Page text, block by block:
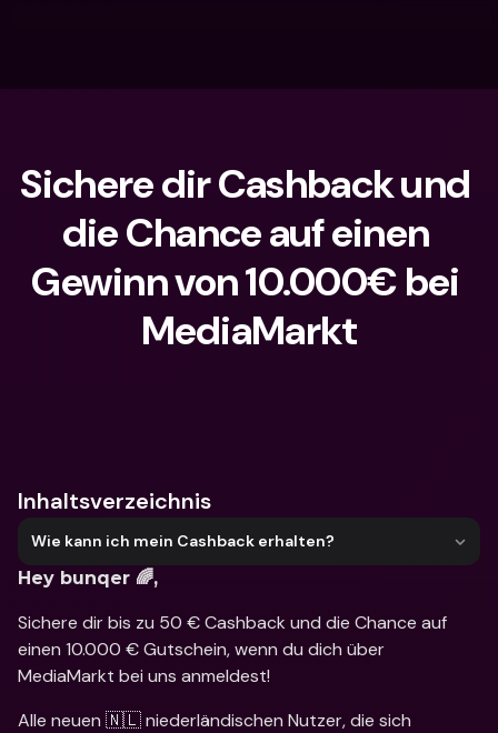
Sichere dir Cashback und
die Chance auf einen
Gewinn von 10.000€ bei
MediaMarkt
Inhaltsverzeichnis
Wie kann ich mein Cashback erhalten?
Hey bunqer 🌈,
Sichere dir bis zu 50 € Cashback und die Chance auf
einen 10.000 € Gutschein, wenn du dich über
MediaMarkt bei uns anmeldest!
Alle neuen 🇳🇱 niederländischen Nutzer, die sich